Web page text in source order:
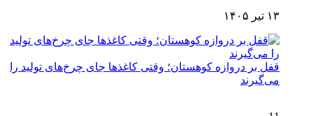
۱۳ تیر ۱۴۰۵
قفل بر دروازه کوهستان؛ وقتی کاغذها جای چرخ‌های تولید را
می‌گیرند